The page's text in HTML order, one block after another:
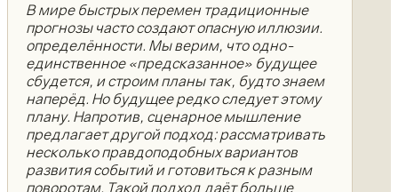
В мире быстрых перемен традиционные
прогнозы часто создают опасную иллюзии.
определённости. Мы верим, что одно-
единственное «предсказанное» будущее
сбудется, и строим планы так, будто знаем
наперёд. Но будущее редко следует этому
плану. Напротив, сценарное мышление
предлагает другой подход: рассматривать
несколько правдоподобных вариантов
развития событий и готовиться к разным
поворотам. Такой подход даёт больше